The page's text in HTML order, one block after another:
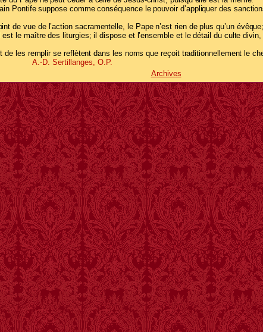
Pontife suppose comme conséquence le pouvoir d’appliquer des
de vue de l’action sacramentelle, le Pape n’est rien de plus qu’un
est le maître des liturgies; il dispose et l’ensemble et le détail du culte
de les remplir se reflètent dans les noms que reçoit traditionnellement le
A.-D. Sertillanges, O.P.
Archives